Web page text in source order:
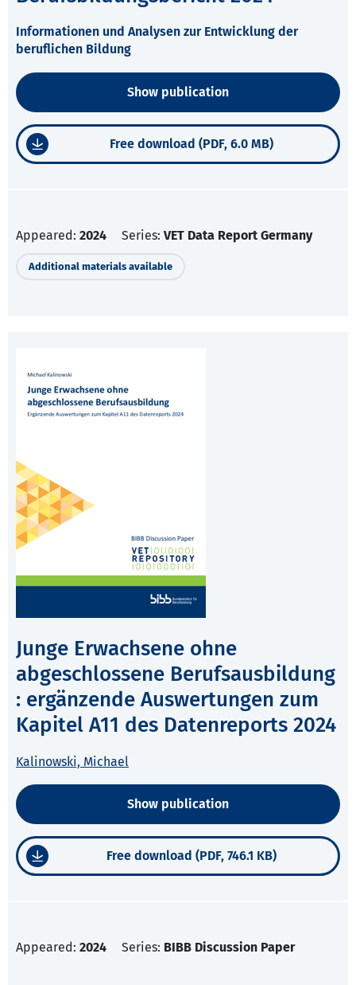
Informationen und Analysen zur Entwicklung der
beruflichen Bildung
Show publication
Free download (PDF, 6.0 MB)
Appeared: 2024 Series: VET Data Report Germany
Additional materials available
Junge Erwachsene ohne
abgeschlossene Berufsausbildung
: ergänzende Auswertungen zum
Kapitel A11 des Datenreports 2024
Kalinowski, Michael
Show publication
Free download (PDF, 746.1 KB)
Appeared: 2024 Series: BIBB Discussion Paper